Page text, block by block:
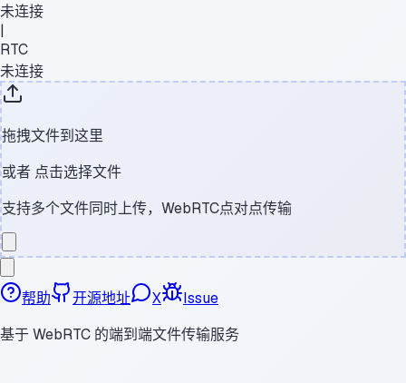
未连接
|
RTC
未连接
拖拽文件到这里
或者 点击选择文件
支持多个文件同时上传，WebRTC点对点传输
帮助 开源地址 X
Issue
基于 WebRTC 的端到端文件传输服务